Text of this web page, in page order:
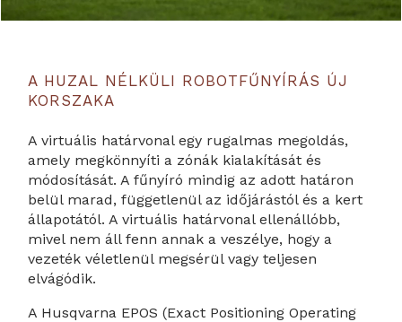
A HUZAL NÉLKÜLI ROBOTFŰNYÍRÁS ÚJ
KORSZAKA
A virtuális határvonal egy rugalmas megoldás,
amely megkönnyíti a zónák kialakítását és
módosítását. A fűnyíró mindig az adott határon
belül marad, függetlenül az időjárástól és a kert
állapotától. A virtuális határvonal ellenállóbb,
mivel nem áll fenn annak a veszélye, hogy a
vezeték véletlenül megsérül vagy teljesen
elvágódik.
A Husqvarna EPOS (Exact Positioning Operating